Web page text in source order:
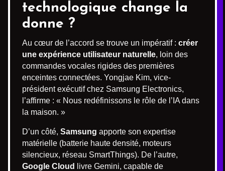
technologique change la
donne ?
Au cœur de l’accord se trouve un impératif : créer
une expérience utilisateur naturelle, loin des
commandes vocales rigides des premières
enceintes connectées. Yongjae Kim, vice-
président exécutif chez Samsung Electronics,
l’affirme : « Nous redéfinissons le rôle de l’IA dans
la maison. »
D’un côté, Samsung apporte son expertise
matérielle (batterie haute densité, moteurs
silencieux, réseau SmartThings). De l’autre,
Google Cloud
livre Gemini, capable de